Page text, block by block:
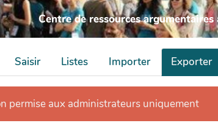
Centre de ressources argumentaires
Saisir Listes Importer Exporter
permise aux administrateurs uniquement